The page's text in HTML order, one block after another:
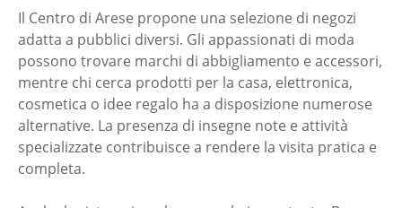
Il Centro di Arese propone una selezione di negozi
adatta a pubblici diversi. Gli appassionati di moda
possono trovare marchi di abbigliamento e accessori,
mentre chi cerca prodotti per la casa, elettronica,
cosmetica o idee regalo ha a disposizione numerose
alternative. La presenza di insegne note e attività
specializzate contribuisce a rendere la visita pratica e
completa.